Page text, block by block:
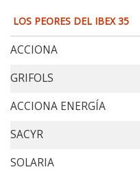
LOS PEORES DEL IBEX 35
ACCIONA
GRIFOLS
ACCIONA ENERGÍA
SACYR
SOLARIA